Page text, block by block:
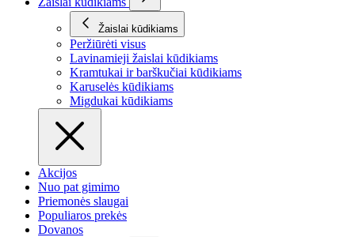
Žaislai kūdikiams
Peržiūrėti visus
Lavinamieji žaislai kūdikiams
Kramtukai ir barškučiai kūdikiams
Karuselės kūdikiams
Migdukai kūdikiams
Akcijos
Nuo pat gimimo
Priemonės slaugai
Populiaros prekės
Dovanos